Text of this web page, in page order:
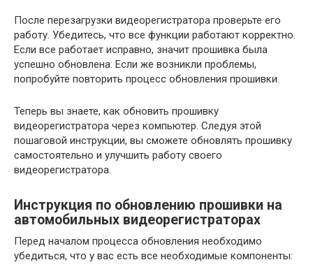
После перезагрузки видеорегистратора проверьте его
работу. Убедитесь, что все функции работают корректно.
Если все работает исправно, значит прошивка была
успешно обновлена. Если же возникли проблемы,
попробуйте повторить процесс обновления прошивки.
Теперь вы знаете, как обновить прошивку
видеорегистратора через компьютер. Следуя этой
пошаговой инструкции, вы сможете обновлять прошивку
самостоятельно и улучшить работу своего
видеорегистратора.
Инструкция по обновлению прошивки на
автомобильных видеорегистраторах
Перед началом процесса обновления необходимо
убедиться, что у вас есть все необходимые компоненты: